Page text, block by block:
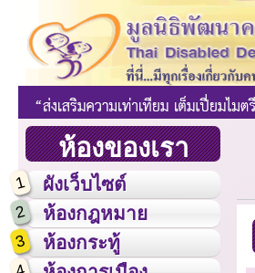
ห้องของเรา
1 ผังเว็บไซต์
2 ห้องกฎหมาย
3 ห้องกระทู้